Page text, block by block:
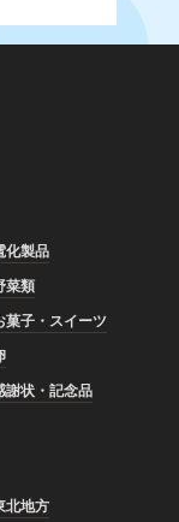
化製品
菜類
菓子・スイーツ
謝状・記念品
北地方